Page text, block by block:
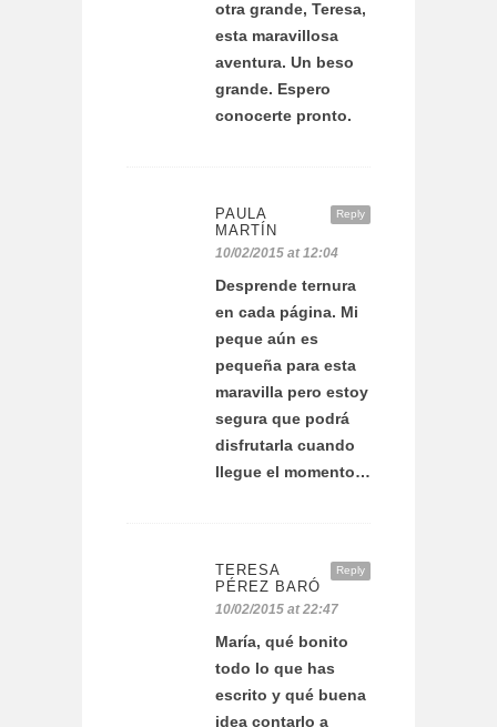
otra grande, Teresa,
esta maravillosa
aventura. Un beso
grande. Espero
conocerte pronto.
Reply
PAULA
MARTÍN
10/02/2015 at 12:04
Desprende ternura
en cada página. Mi
peque aún es
pequeña para esta
maravilla pero estoy
segura que podrá
disfrutarla cuando
llegue el momento…
Reply
TERESA
PÉREZ BARÓ
10/02/2015 at 22:47
María, qué bonito
todo lo que has
escrito y qué buena
idea contarlo a